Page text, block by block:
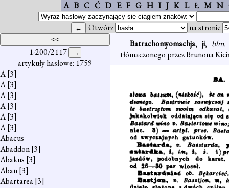
A B C Ć D E F G H I J K L Ł M N
Otwórz na stronie
1-200/2117
artykuły hasłowe: 1759
A[3]
A[3]
A[3]
A[3]
A[3]
A[3]
Abacus
Abaddon[3]
Abakus [3]
Aban[3]
Abartarea[3]
Batrachomyomachja, ji,
tłómaczonego przez Brunona